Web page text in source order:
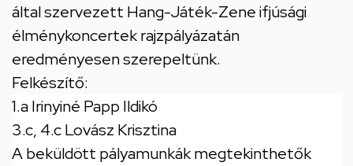
által szervezett Hang-Játék-Zene ifjúsági
élménykoncertek rajzpályázatán
eredményesen szerepeltünk.
Felkészítő:
1.a Irinyiné Papp Ildikó
3.c, 4.c Lovász Krisztina
A beküldött pályamunkák megtekinthetők